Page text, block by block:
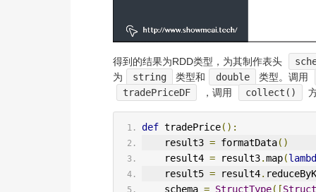
得到的结果为RDD类型，为其制作表头
为
string 类型和 double
类型。调用
tradePriceDF
，调用 collect()
def tradePrice():
    result3
= formatData()
    result4
= result3.map(
    result5
= result4.
    schema
= StructType([